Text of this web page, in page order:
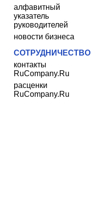
алфавитный
указатель
руководителей
новости бизнеса
СОТРУДНИЧЕСТВО
контакты
RuCompany.Ru
расценки
RuCompany.Ru